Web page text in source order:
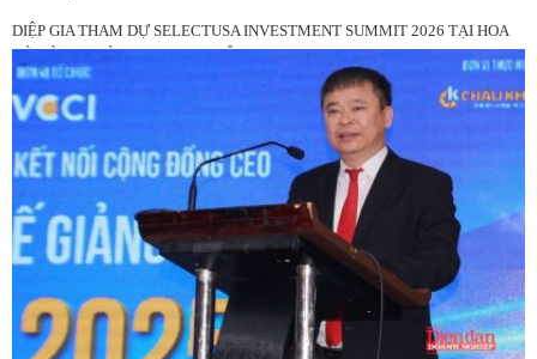
DIỆP GIA THAM DỰ SELECTUSA INVESTMENT SUMMIT 2026 TẠI HOA
KỲ CÙNG ĐOÀN DOANH NGHIỆP VCCI-HCM